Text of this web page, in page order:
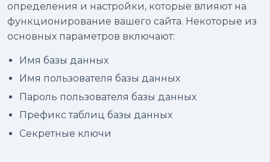
определения и настройки, которые влияют на
функционирование вашего сайта. Некоторые из
основных параметров включают:
Имя базы данных
Имя пользователя базы данных
Пароль пользователя базы данных
Префикс таблиц базы данных
Секретные ключи